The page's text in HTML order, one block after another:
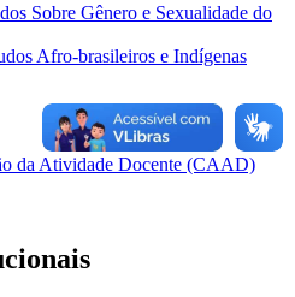
Sobre Gênero e Sexualidade do
Afro-brasileiros e Indígenas
da Atividade Docente (CAAD)